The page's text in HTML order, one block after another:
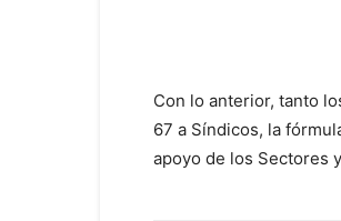
Con lo anterior, tanto
67 a Síndicos, la
apoyo de los Sectores